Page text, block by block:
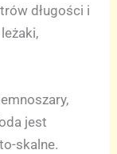
długości i
jest
skalne.